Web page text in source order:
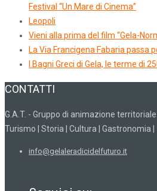
Festival “Un Mare di Cinema”
Leopoli
Vieni alla prima del film “Gela-
La Via Francigena Fabaria passa
I Bagni Greci di Gela, le terme di
CONTATTI
G.A.T. - Gruppo di animazione
Turismo | Storia | Cultura | Gastronomia |
info@gelaleradicidelfuturo.it